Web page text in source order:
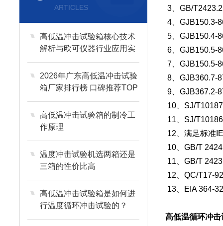
ARTICLES
高低温冲击试验箱核心技术
解析与欧可仪器行业应用实
践
2026年广东高低温冲击试验
箱厂家排行榜 口碑推荐TOP
6
高低温冲击试验箱的制冷工
作原理
温度冲击试验机选两箱还是
三箱的性价比高
高低温冲击试验箱是如何进
行温度循环冲击试验的？
3、GB/
4、GJB150.3-
5、GJB150.4-
6、GJB150.5-
7、GJB150.5-
8、GJB360.7-
9、GJB367.2-
10、SJ/
11、SJ/
12、满足标准
10、GB/T
11、GB/T
12、QC/T17-
13、EIA 364-
高低温循环冲击